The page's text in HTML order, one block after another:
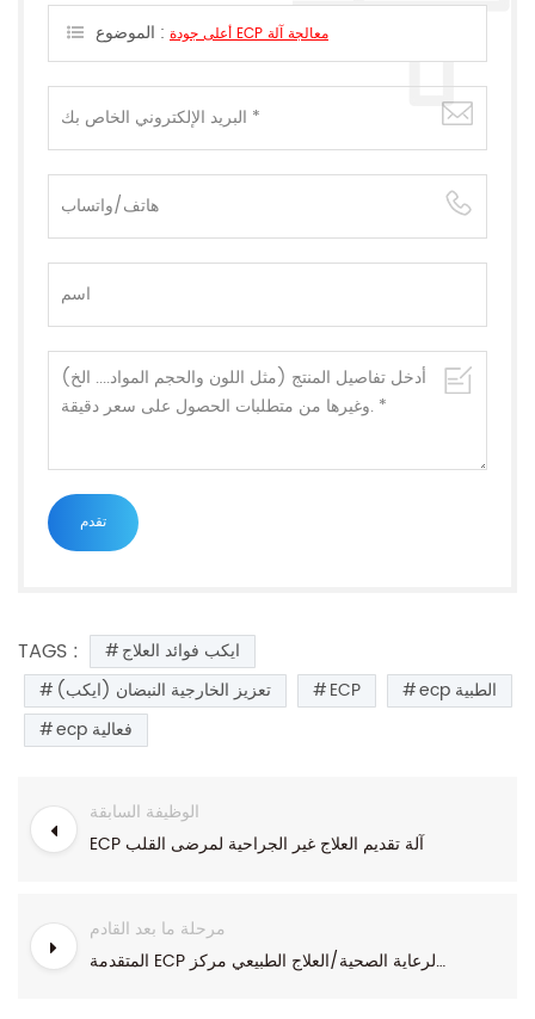
الموضوع :
أعلى جودة ECP معالجة آلة
TAGS :
ايكب فوائد العلاج
تعزيز الخارجية النبضان (ايكب)
ECP
ecp الطبية
ecp فعالية
الوظيفة السابقة
ECP آلة تقديم العلاج غير الجراحية لمرضى القلب
مرحلة ما بعد القادم
المتقدمة ECP آلة مستشفى/عيادة/مركز الرعاية الصحية/العلاج الطبيعي مركز